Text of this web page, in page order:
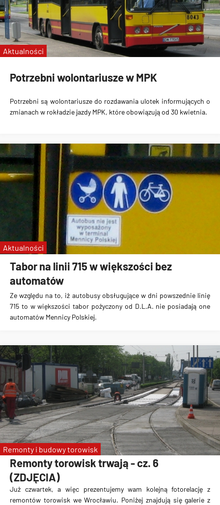
Potrzebni wolontariusze w MPK
Potrzebni są wolontariusze do rozdawania ulotek informujących o
zmianach w rokładzie jazdy MPK, które obowiązują od 30 kwietnia.
Aktualności
Tabor na linii 715 w większości bez
automatów
Ze względu na to, iż autobusy obsługujące w dni powszednie linię
715 to w większości tabor pożyczony od D.L.A. nie posiadają one
automatów Mennicy Polskiej.
Aktualności
Remonty torowisk trwają - cz. 6
(ZDJĘCIA)
Już czwartek, a więc prezentujemy wam kolejną fotorelację z
remontów torowisk we Wrocławiu. Poniżej znajdują się galerie z
Remonty i budowy torowisk